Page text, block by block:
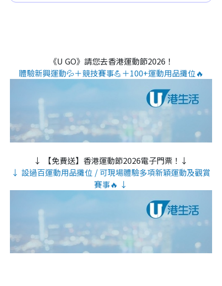
《U GO》請您去香港運動節2026！
體驗新興運動💦＋競技賽事💪＋100+運動用品攤位🔥
↓ 【免費送】香港運動節2026電子門票！↓
↓ 設過百運動用品攤位 / 可現場體驗多項新穎運動及觀賞
賽事🔥 ↓